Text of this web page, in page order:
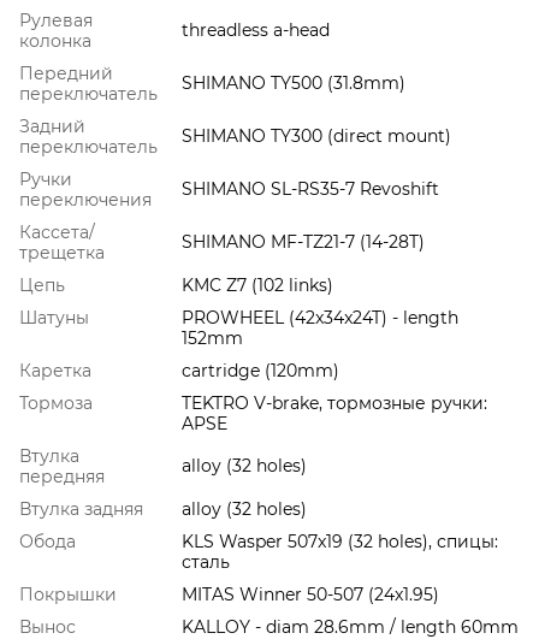
Рулевая
колонка
threadless a-head
Передний
переключатель
SHIMANO TY500 (31.8mm)
Задний
переключатель
SHIMANO TY300 (direct mount)
Ручки
переключения
SHIMANO SL-RS35-7 Revoshift
Кассета/
трещетка
SHIMANO MF-TZ21-7 (14-28T)
Цепь
KMC Z7 (102 links)
Шатуны
PROWHEEL (42x34x24T) - length
152mm
Каретка
cartridge (120mm)
Тормоза
TEKTRO V-brake, тормозные ручки:
APSE
Втулка
передняя
alloy (32 holes)
Втулка задняя
alloy (32 holes)
Обода
KLS Wasper 507x19 (32 holes), спицы:
сталь
Покрышки
MITAS Winner 50-507 (24x1.95)
Вынос
KALLOY - diam 28.6mm / length 60mm